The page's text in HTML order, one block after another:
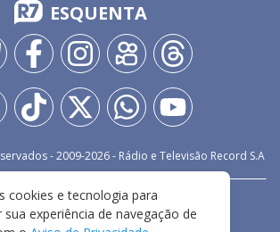
ESQUENTA
- 2009-2026- Rádio e Televisão Record S.A
FALE CONOSCO
PRIVACIDADE
TERMOS E CONDIÇÕES DE USO
cookies e tecnologia para
experiência de navegação de